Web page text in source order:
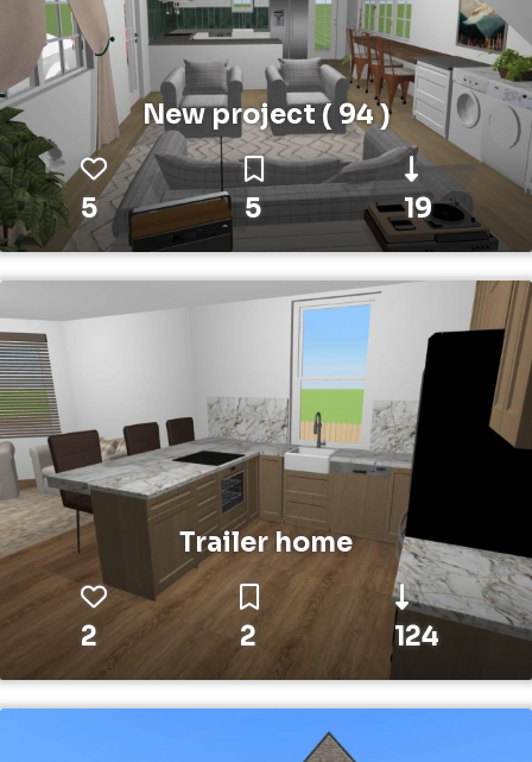
New project ( 94 )
5 5 19
Trailer home
2 2 124